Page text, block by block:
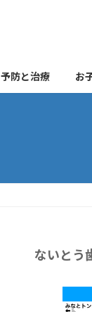
予防と治療 お
ないとう